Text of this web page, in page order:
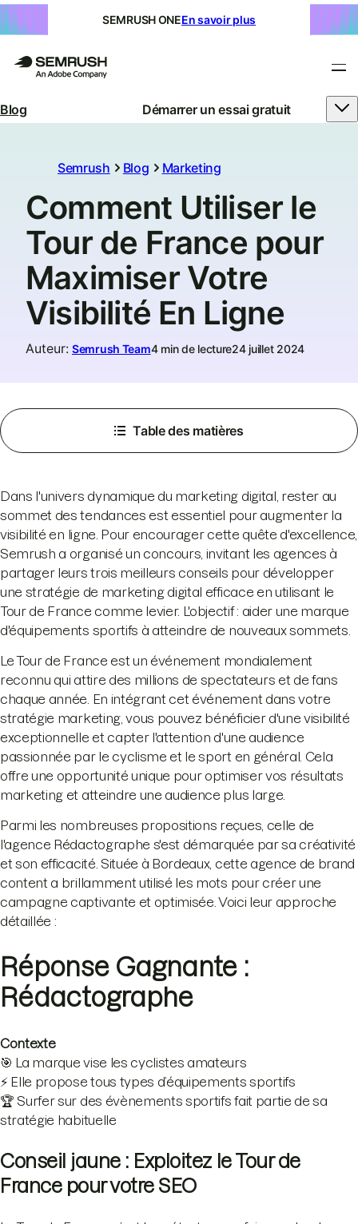
SEMRUSH ONEEn savoir plus
Blog Démarrer un essai gratuit
Semrush Blog Marketing
Comment Utiliser le
Tour de France pour
Maximiser Votre
Visibilité En Ligne
Auteur: Semrush Team4 min de lecture24 juillet 2024
Table des matières
Dans l'univers dynamique du marketing digital, rester au
sommet des tendances est essentiel pour augmenter la
visibilité en ligne. Pour encourager cette quête d'excellence,
Semrush a organisé un concours, invitant les agences à
partager leurs trois meilleurs conseils pour développer
une stratégie de marketing digital efficace en utilisant le
Tour de France comme levier. L'objectif : aider une marque
d'équipements sportifs à atteindre de nouveaux sommets.
Le Tour de France est un événement mondialement
reconnu qui attire des millions de spectateurs et de fans
chaque année. En intégrant cet événement dans votre
stratégie marketing, vous pouvez bénéficier d'une visibilité
exceptionnelle et capter l'attention d'une audience
passionnée par le cyclisme et le sport en général. Cela
offre une opportunité unique pour optimiser vos résultats
marketing et atteindre une audience plus large.
Parmi les nombreuses propositions reçues, celle de
l'agence Rédactographe s'est démarquée par sa créativité
et son efficacité. Située à Bordeaux, cette agence de brand
content a brillamment utilisé les mots pour créer une
campagne captivante et optimisée. Voici leur approche
détaillée :
Réponse Gagnante :
Rédactographe
Contexte
🎯 La marque vise les cyclistes amateurs
⚡️ Elle propose tous types d’équipements sportifs
🏆 Surfer sur des évènements sportifs fait partie de sa
stratégie habituelle
Conseil jaune : Exploitez le Tour de
France pour votre SEO